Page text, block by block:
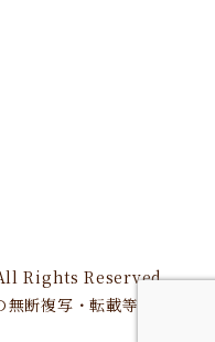
Rights Reserved.
断複写・転載等を禁じま